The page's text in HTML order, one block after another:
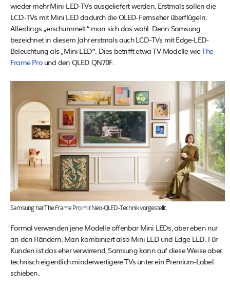
wieder mehr Mini-LED-TVs ausgeliefert werden. Erstmals sollen die
LCD-TVs mit Mini LED dadurch die OLED-Fernseher überflügeln.
Allerdings „erschummelt“ man sich das wohl. Denn Samsung
bezeichnet in diesem Jahr erstmals auch LCD-TVs mit Edge-LED-
Beleuchtung als „Mini LED“. Dies betrifft etwa TV-Modelle wieThe
Frame Pround den QLED QN70F.
Samsung hat The Frame Pro mit Neo-QLED-Technik vorgestellt.
Formal verwenden jene Modelle offenbar Mini LEDs, aber eben nur
an den Rändern. Man kombiniert also Mini LED und Edge LED. Für
Kunden ist das eher verwirrend, Samsung kann auf diese Weise aber
technisch eigentlich minderwertigere TVs unter ein Premium-Label
schieben.